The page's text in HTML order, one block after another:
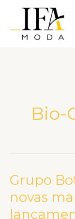
Bio-
Grupo
novas
Grupo
leva
duas